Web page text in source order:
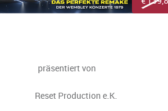
präsentiert von
Reset Production e.K.